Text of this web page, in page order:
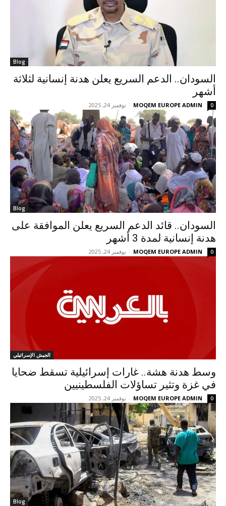
Blog
السودان.. الدعم السريع يعلن هدنة إنسانية لثلاثة
أشهر
MOQEM EUROPE ADMIN
- نوفمبر 24, 2025 0
Blog
السودان.. قائد الدعم السريع يعلن الموافقة على
هدنة إنسانية لمدة 3 أشهر
MOQEM EUROPE ADMIN
- نوفمبر 24, 2025 0
الجيش الإسرائيلي
وسط هدنة هشة.. غارات إسرائيلية تسقط ضحايا
في غزة وتثير تساؤلات الفلسطينيين
MOQEM EUROPE ADMIN
- نوفمبر 24, 2025 0
Blog